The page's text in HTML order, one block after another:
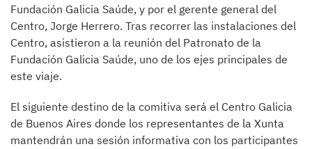
Fundación Galicia Saúde, y por el gerente general del
Centro, Jorge Herrero. Tras recorrer las instalaciones del
Centro, asistieron a la reunión del Patronato de la
Fundación Galicia Saúde, uno de los ejes principales de
este viaje.
El siguiente destino de la comitiva será el Centro Galicia
de Buenos Aires donde los representantes de la Xunta
mantendrán una sesión informativa con los participantes